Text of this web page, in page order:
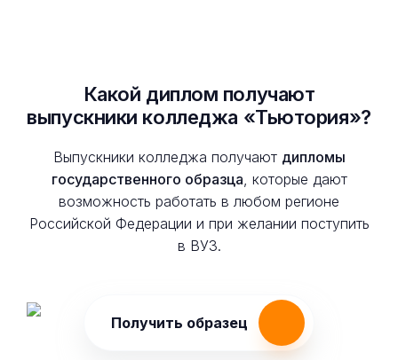
Какой диплом получают
выпускники колледжа «Тьютория»?
Выпускники колледжа получают дипломы
государственного образца , которые дают
возможность работать в любом регионе
Российской Федерации и при желании поступить
в ВУЗ.
Получить образец